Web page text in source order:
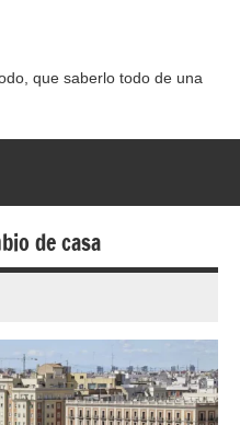
que saberlo todo de una
de casa